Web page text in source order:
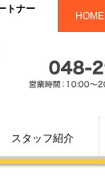
トナー
HOME
スタッフ紹介